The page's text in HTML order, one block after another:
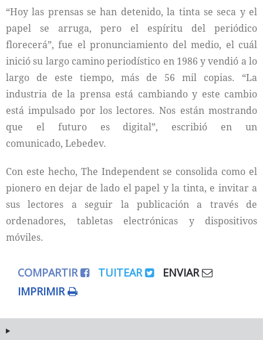
“Hoy las prensas se han detenido, la tinta se seca y el
papel se arruga, pero el espíritu del periódico
florecerá”, fue el pronunciamiento del medio, el cuál
inició su largo camino periodístico en 1986 y vendió a lo
largo de este tiempo, más de 56 mil copias. “La
industria de la prensa está cambiando y este cambio
está impulsado por los lectores. Nos están mostrando
que el futuro es digital”, escribió en un
comunicado, Lebedev.
Con este hecho, The Independent se consolida como el
pionero en dejar de lado el papel y la tinta, e invitar a
sus lectores a seguir la publicación a través de
ordenadores, tabletas electrónicas y dispositivos
móviles.
COMPARTIR TUITEAR
ENVIAR
IMPRIMIR